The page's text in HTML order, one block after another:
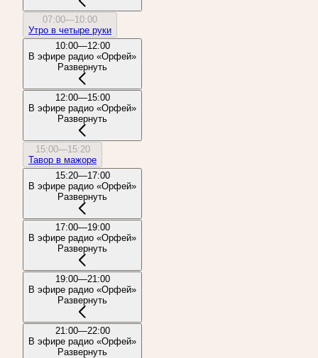
07:00—10:00
Утро в четыре руки
10:00—12:00
В эфире радио «Орфей»
Развернуть
12:00—15:00
В эфире радио «Орфей»
Развернуть
15:00—15:20
Тавор в мажоре
15:20—17:00
В эфире радио «Орфей»
Развернуть
17:00—19:00
В эфире радио «Орфей»
Развернуть
19:00—21:00
В эфире радио «Орфей»
Развернуть
21:00—22:00
В эфире радио «Орфей»
Развернуть